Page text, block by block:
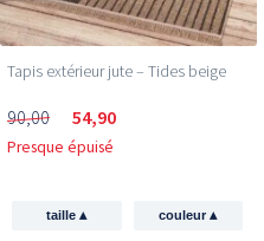
Tapis extérieur jute​ – Tides beige
90,00 54,90
Presque épuisé
taille▴ couleur▴